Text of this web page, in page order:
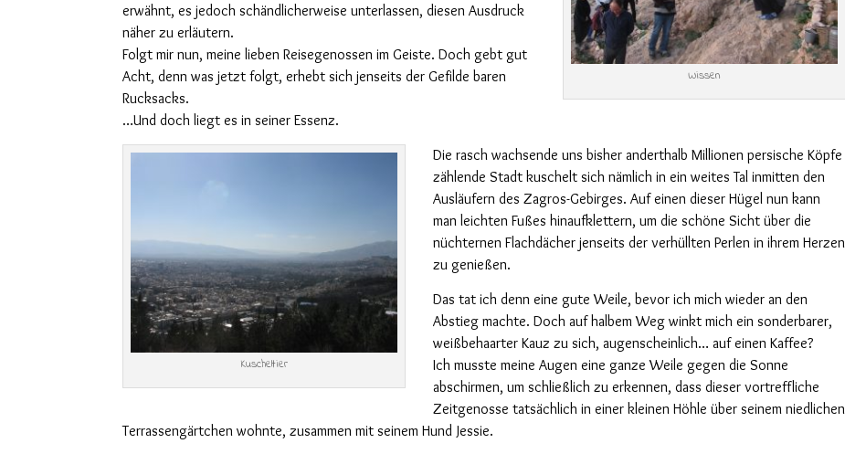
Wissen
erwähnt, es jedoch schändlicherweise unterlassen, diesen Ausdruck
näher zu erläutern.
Folgt mir nun, meine lieben Reisegenossen im Geiste. Doch gebt gut
Acht, denn was jetzt folgt, erhebt sich jenseits der Gefilde baren
Rucksacks.
…Und doch liegt es in seiner Essenz.
Kuscheltier
Die rasch wachsende uns bisher anderthalb Millionen persische Köpfe
zählende Stadt kuschelt sich nämlich in ein weites Tal inmitten den
Ausläufern des Zagros-Gebirges. Auf einen dieser Hügel nun kann
man leichten Fußes hinaufklettern, um die schöne Sicht über die
nüchternen Flachdächer jenseits der verhüllten Perlen in ihrem Herzen
zu genießen.
Das tat ich denn eine gute Weile, bevor ich mich wieder an den
Abstieg machte. Doch auf halbem Weg winkt mich ein sonderbarer,
weißbehaarter Kauz zu sich, augenscheinlich… auf einen Kaffee?
Ich musste meine Augen eine ganze Weile gegen die Sonne
abschirmen, um schließlich zu erkennen, dass dieser vortreffliche
Zeitgenosse tatsächlich in einer kleinen Höhle über seinem niedlichen
Terrassengärtchen wohnte, zusammen mit seinem Hund Jessie.